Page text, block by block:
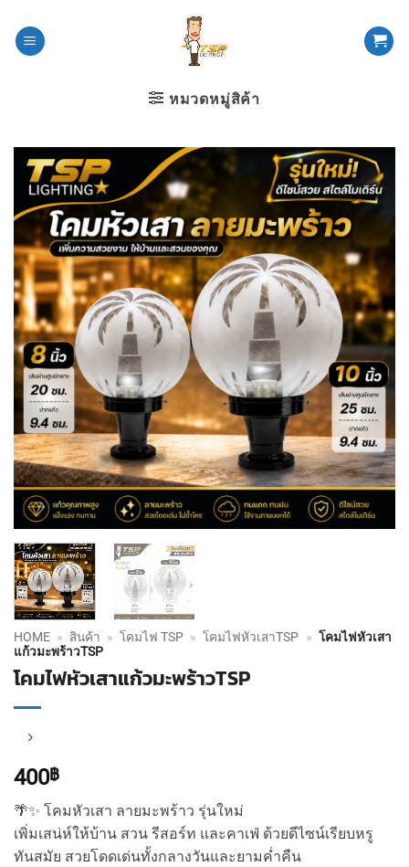
หมวดหมู่สิค้า
HOME » สินค้า » โคมไฟ TSP » โคมไฟหัวเสาTSP » โคมไฟหัวเสา
แก้วมะพร้าวTSP
โคมไฟหัวเสาแก้วมะพร้าวTSP
400฿
🌴✨ โคมหัวเสา ลายมะพร้าว รุ่นใหม่
เพิ่มเสน่ห์ให้บ้าน สวน รีสอร์ท และคาเฟ่ ด้วยดีไซน์เรียบหรู
ทันสมัย สวยโดดเด่นทั้งกลางวันและยามค่ำคืน